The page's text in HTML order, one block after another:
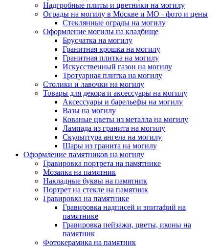
Надгробные плиты и цветники на могилу
Ограды на могилу в Москве и МО - фото и цены
Стеклянные ограды на могилу
Оформление могилы на кладбище
Брусчатка на могилу
Гранитная крошка на могилу
Гранитная плитка на могилу
Искусственный газон на могилу
Тротуарная плитка на могилу
Столики и лавочки на могилу
Товары для декора и аксессуары на могилу
Аксессуары и барельефы на могилу
Вазы на могилу
Кованые цветы из металла на могилу
Лампада из гранита на могилу
Скульптура ангела на могилу
Шары из гранита на могилу
Оформление памятников на могилу
Гравировка портрета на памятнике
Мозаика на памятник
Накладные буквы на памятник
Портрет на стекле на памятник
Гравировка на памятнике
Гравировка надписей и эпитафий на
памятнике
Гравировка пейзажи, цветы, иконы на
памятник
Фотокерамика на памятник